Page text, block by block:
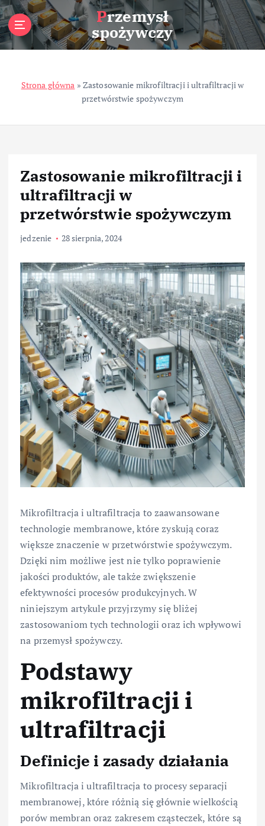
S
k
i
p
t
Przemysł
spożywczy
Strona główna » Zastosowanie mikrofiltracji i ultrafiltracji w
przetwórstwie spożywczym
Zastosowanie mikrofiltracji i
ultrafiltracji w
przetwórstwie spożywczym
jedzenie 28 sierpnia, 2024
Mikrofiltracja i ultrafiltracja to zaawansowane
technologie membranowe, które zyskują coraz
większe znaczenie w przetwórstwie spożywczym.
Dzięki nim możliwe jest nie tylko poprawienie
jakości produktów, ale także zwiększenie
efektywności procesów produkcyjnych. W
niniejszym artykule przyjrzymy się bliżej
zastosowaniom tych technologii oraz ich wpływowi
na przemysł spożywczy.
Podstawy
mikrofiltracji i
ultrafiltracji
Definicje i zasady działania
Mikrofiltracja i ultrafiltracja to procesy separacji
membranowej, które różnią się głównie wielkością
porów membran oraz zakresem cząsteczek, które są